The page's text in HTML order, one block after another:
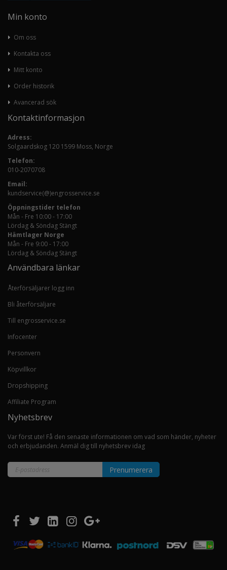
Min konto
Om oss
Kontakta oss
Mitt konto
Order historik
Avancerad sök
Kontaktinformasjon
Adress:
Solgaardskog 120 1599 Moss, Norge
Telefon:
010-2070708
Email:
kundservice(@)engrosservice.se
Öppningstider telefon
Mån - Fre 10:00 - 17:00
Lördag & Söndag Stängt
Hämtlager Norge
Mån - Fre 9:00 - 17:00
Lördag & Söndag Stängt
Användbara länkar
Återförsäljarer logg inn
Bli återförsäljare
Till engrosservice.se
Infocenter
Personvern
Köpvillkor
Dropshipping
Affiliate Program
Nyhetsbrev
Var först ute! Få den senaste informationen om vad som händer, nyheter
och erbjudanden. Anmäl dig till nyhetsbrev idag
Our
Prenumerera